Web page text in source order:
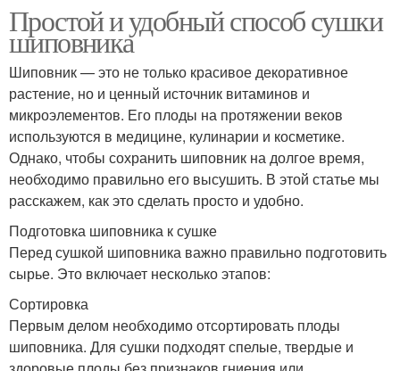
Простой и удобный способ сушки
шиповника
Шиповник — это не только красивое декоративное
растение, но и ценный источник витаминов и
микроэлементов. Его плоды на протяжении веков
используются в медицине, кулинарии и косметике.
Однако, чтобы сохранить шиповник на долгое время,
необходимо правильно его высушить. В этой статье мы
расскажем, как это сделать просто и удобно.
Подготовка шиповника к сушке
Перед сушкой шиповника важно правильно подготовить
сырье. Это включает несколько этапов:
Сортировка
Первым делом необходимо отсортировать плоды
шиповника. Для сушки подходят спелые, твердые и